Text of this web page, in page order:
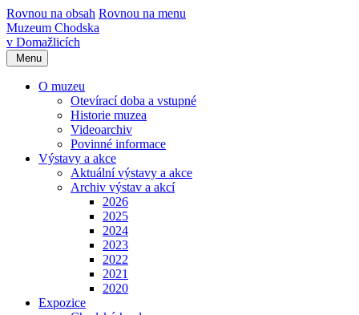
Rovnou na obsah Rovnou na menu
Muzeum Chodska
v Domažlicích
Menu
O muzeu
Otevírací doba a vstupné
Historie muzea
Videoarchiv
Povinné informace
Výstavy a akce
Aktuální výstavy a akce
Archiv výstav a akcí
2026
2025
2024
2023
2022
2021
2020
Expozice